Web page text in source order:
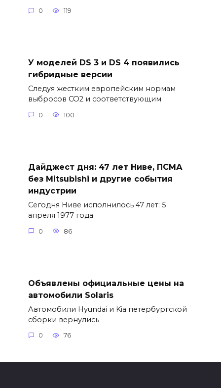
0 119
У моделей DS 3 и DS 4 появились
гибридные версии
Следуя жестким европейским нормам
выбросов CO2 и соответствующим
0 100
Дайджест дня: 47 лет Ниве, ПСМА
без Mitsubishi и другие события
индустрии
Сегодня Ниве исполнилось 47 лет: 5
апреля 1977 года
0 86
Объявлены официальные цены на
автомобили Solaris
Автомобили Hyundai и Kia петербургской
сборки вернулись
0 76